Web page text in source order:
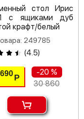
стол Ирис
с ящиками дуб
крафт/белый
249785
(4.5)
690 Р
-20 %
30 860